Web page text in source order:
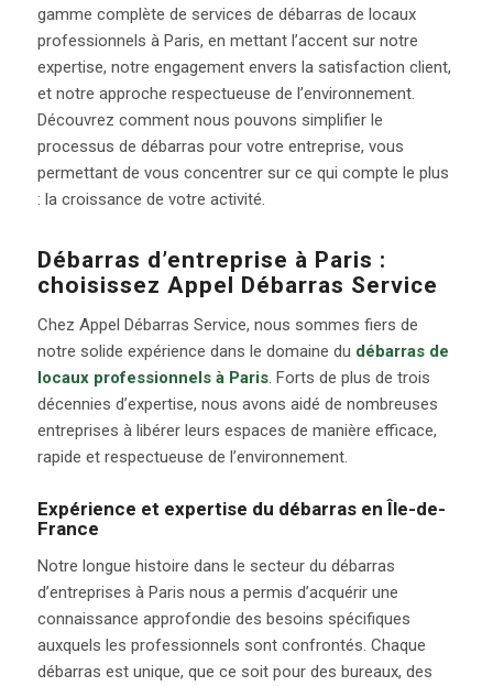
gamme complète de services de débarras de locaux
professionnels à Paris, en mettant l’accent sur notre
expertise, notre engagement envers la satisfaction client,
et notre approche respectueuse de l’environnement.
Découvrez comment nous pouvons simplifier le
processus de débarras pour votre entreprise, vous
permettant de vous concentrer sur ce qui compte le plus
: la croissance de votre activité.
Débarras d’entreprise à Paris :
choisissez Appel Débarras Service
Chez Appel Débarras Service, nous sommes fiers de
notre solide expérience dans le domaine du débarras de
locaux professionnels à Paris. Forts de plus de trois
décennies d’expertise, nous avons aidé de nombreuses
entreprises à libérer leurs espaces de manière efficace,
rapide et respectueuse de l’environnement.
Expérience et expertise du débarras en Île-de-
France
Notre longue histoire dans le secteur du débarras
d’entreprises à Paris nous a permis d’acquérir une
connaissance approfondie des besoins spécifiques
auxquels les professionnels sont confrontés. Chaque
débarras est unique, que ce soit pour des bureaux, des